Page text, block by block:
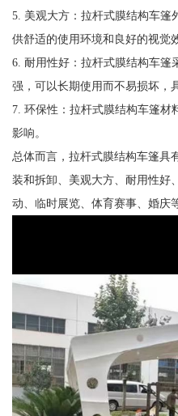
5. 美观大方：拉杆式膜结构车篷
供舒适的使用环境和良好的视觉
6. 耐用性好：拉杆式膜结构车篷
强，可以长期使用而不易损坏，
7. 环保性：拉杆式膜结构车篷材
影响。
总体而言，拉杆式膜结构车篷具
装和拆卸、美观大方、耐用性好
动、临时展览、体育赛事、婚庆